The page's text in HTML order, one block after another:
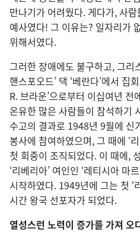
만나기가 어려웠다. 게다가, 사
예사였다! 그 이유는? 일자리가
위해서였다.
그러한 장애에도 불구하고, 그리
핸스포오드’ 댁 ‘베란다’에서 집
R. 브라운’으로부터 이십여년 전
온유한 많은 사람들이 참석하기
수고의 결과로 1948년 9월에 신
봉사에 참여하였으며, 그 때에 ‘
첫 회중이 조직되었다. 이 때에,
‘리베리아’ 여인인 ‘레티시아 마
시작하였다. 1949년에 그는 첫 ‘
시간 왕국 선포자가 되었다.
열성스런 노력이 증가를 가져 오